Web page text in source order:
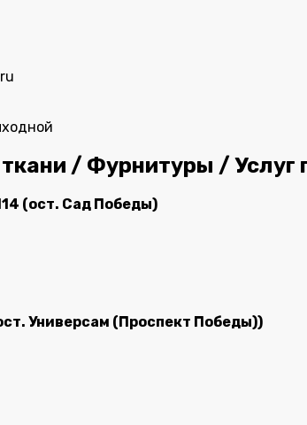
/ Фурнитуры / Услуг
(ост. Сад Победы)
Универсам (Проспект Победы))